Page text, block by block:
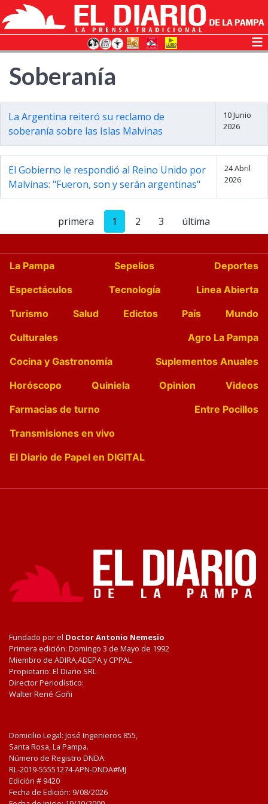
Soberanía
La Argentina reiteró su reclamo de
soberanía sobre las Islas Malvinas
10 Junio
2026
El Gobierno le respondió al Reino Unido por
Malvinas: "Fueron, son y serán argentinas"
24 Abril
2026
primera 1 2 3 última
La Pampa Sepelios
Deportes
Espectáculos
Tecnología
Linea Abierta
Turismo
Salud Edictos País
Mundo
Culturales
Agro La Pampa
Cocina y Gastronomía
Suplementos Anuales
Horóscopo
Quiniela Opinion
Videos
Farmacias de turno
Entre Pocillos
Transmisiones en vivo
El Diario de Papel en DIGITAL
Fundado por el Doctor Antonio Nemesio
Primera edición: Domingo 3 de Mayo de 1992
Miembro de ADIRA,ADEPA y CPPAL
Propietario: El Diario SRL
Director Periodístico:
Walter René Goñi
Domicilio Legal: José Ingenieros 855,
Santa Rosa, La Pampa.
Número de Registro DNDA:
RL-2019-55551274-APN-DNDA#MJ
Edición # 9420
Fecha de Edición: 9/08/2026